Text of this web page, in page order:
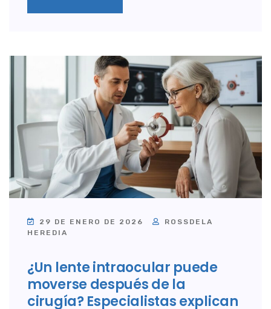
29 DE ENERO DE 2026
ROSSDELA
HEREDIA
¿Un lente intraocular puede
moverse después de la
cirugía? Especialistas explican